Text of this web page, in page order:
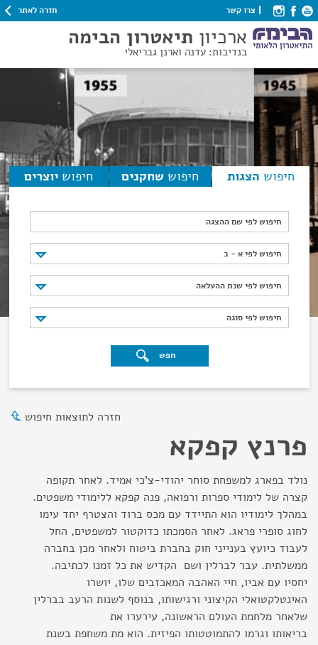
צרו קשר חזרה לאתר
ארכיון תיאטרון הבימה
בנדיבות: עדנה וארנן גבריאלי
חיפוש הצגות חיפוש שחקנים חיפוש יוצרים
חיפוש לפי שם ההצגה
חיפוש לפי א - ב
חיפוש לפי א - ב
חיפוש לפי שנת ההעלאה
חיפוש לפי שנת ההעלאה
חיפוש לפי סוגה
חיפוש לפי סוגה
חפש
חזרה לתוצאות חיפוש
פרנץ קפקא
נולד בפארג למשפחת סוחר יהודי-צ'כי אמיד. לאחר תקופה
קצרה של לימודי ספרות ורפואה, פנה קפקא ללימודי משפטים.
במהלך לימודיו הוא התיידד עם מכס ברוד והצטרף יחד עימו
לחוג סופרי פראג. לאחר הסמכתו כדוקטור למשפטים, החל
לעבוד כיועץ בענייני חוק בחברת ביטוח ולאחר מכן בחברה
ממשלתית. עבר לברלין ושם הקדיש את כל זמנו לכתיבה.
יחסיו עם אביו, חיי האהבה המאכזבים שלו, יושרו
האינטלקטואלי הקיצוני ורגישותו, בנוסף לשנות הרעב בברלין
שלאחר מלחמת העולם הראשונה, עירערו את
בריאותו וגרמו להתמוטטותו הפיזית. הוא מת משחפת בשנת